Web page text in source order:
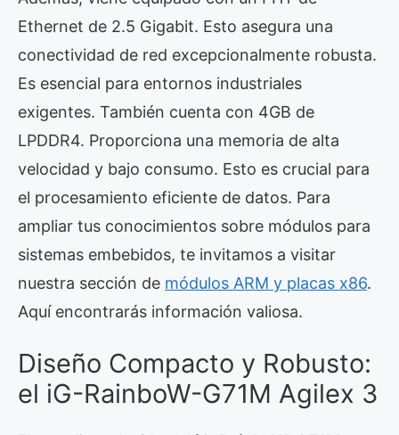
Ethernet de 2.5 Gigabit. Esto asegura una
conectividad de red excepcionalmente robusta.
Es esencial para entornos industriales
exigentes. También cuenta con 4GB de
LPDDR4. Proporciona una memoria de alta
velocidad y bajo consumo. Esto es crucial para
el procesamiento eficiente de datos. Para
ampliar tus conocimientos sobre módulos para
sistemas embebidos, te invitamos a visitar
nuestra sección de módulos ARM y placas x86.
Aquí encontrarás información valiosa.
Diseño Compacto y Robusto:
el iG-RainboW-G71M Agilex 3